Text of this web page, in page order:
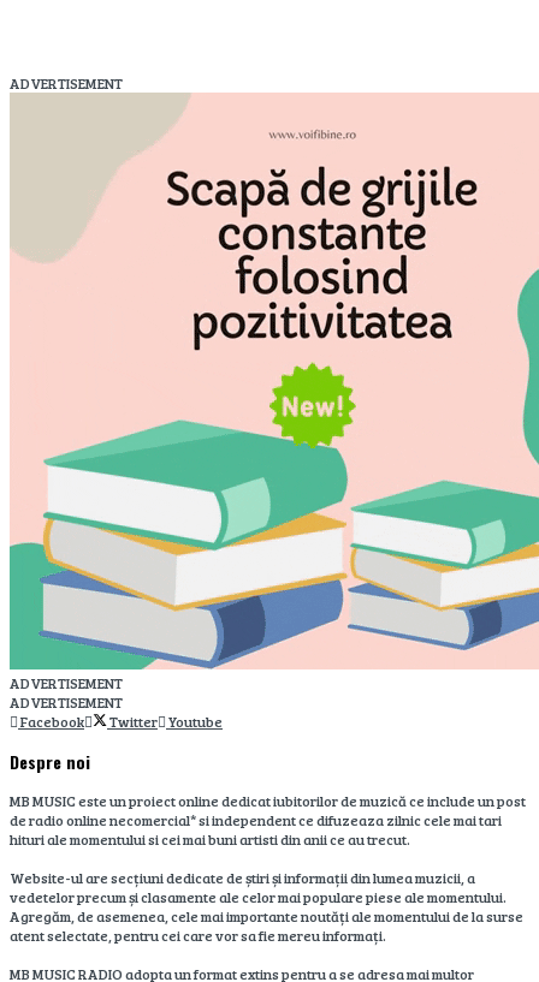
ADVERTISEMENT
ADVERTISEMENT
ADVERTISEMENT
Facebook
Twitter Youtube
Despre noi
MB MUSIC este un proiect online dedicat iubitorilor de muzică ce include un post
de radio online necomercial* si independent ce difuzeaza zilnic cele mai tari
hituri ale momentului si cei mai buni artisti din anii ce au trecut.
Website-ul are secțiuni dedicate de știri și informații din lumea muzicii, a
vedetelor precum și clasamente ale celor mai populare piese ale momentului.
Agregăm, de asemenea, cele mai importante noutăți ale momentului de la surse
atent selectate, pentru cei care vor sa fie mereu informați.
MB MUSIC RADIO adopta un format extins pentru a se adresa mai multor